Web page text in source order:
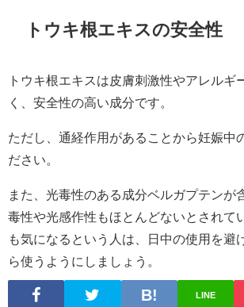
トウキ根エキスの安全性
トウキ根エキスは皮膚刺激性やアレルギ
く、安全性の高い成分です。
ただし、通経作用があることから妊娠中
ださい。
また、光毒性のある成分ベルガプテンが
毒性や光感作性もほとんどないとされて
も気になるという人は、日中の使用を避
ら使うようにしましょう。
LINE